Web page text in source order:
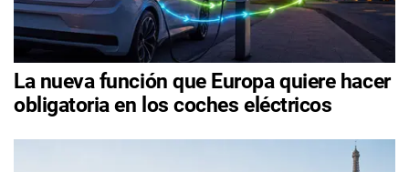
La nueva función que Europa quiere hacer
obligatoria en los coches eléctricos